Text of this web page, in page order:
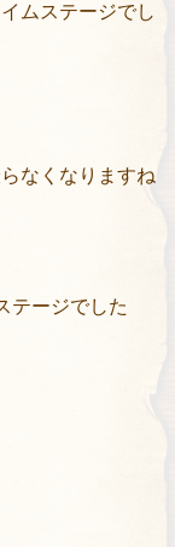
ムステージでし
なくなりますね
テージでした